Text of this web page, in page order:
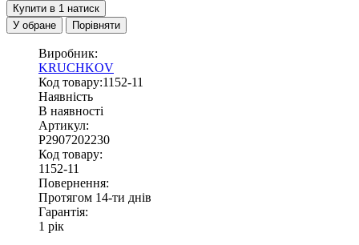
Купити в 1 натиск
У обране
Порівняти
Виробник:
KRUCHKOV
Код товару:1152-11
Наявність
В наявності
Артикул:
Р2907202230
Код товару:
1152-11
Повернення:
Протягом 14-ти днів
Гарантія:
1 рік